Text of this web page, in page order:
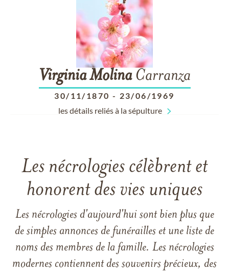
Virginia MolinaCarranza
30/11/1870 - 23/06/1969
les détails reliés à la sépulture
Les nécrologies célèbrent et
honorent des vies uniques
Les nécrologies d'aujourd'hui sont bien plus que
de simples annonces de funérailles et une liste de
noms des membres de la famille. Les nécrologies
modernes contiennent des souvenirs précieux, des